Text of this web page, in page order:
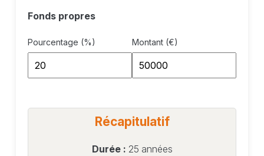
Fonds propres
Pourcentage (%) Montant (€)
Récapitulatif
Durée : 25 années